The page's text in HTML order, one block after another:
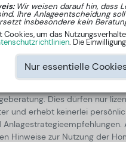
von unserem
5 - 15 Jahren. Der Autor
Entscheidung bei der
verlässliche Indikation für
übernommen werden. Die
Dies dürfen nur
und erhebt keinerlei
Hinweise zur Nutzung der
Wir weisen darauf hin, dass
Ihre Anlageentscheidung
insbesondere kein
Cookies, um das
. Die
Nur essentielle